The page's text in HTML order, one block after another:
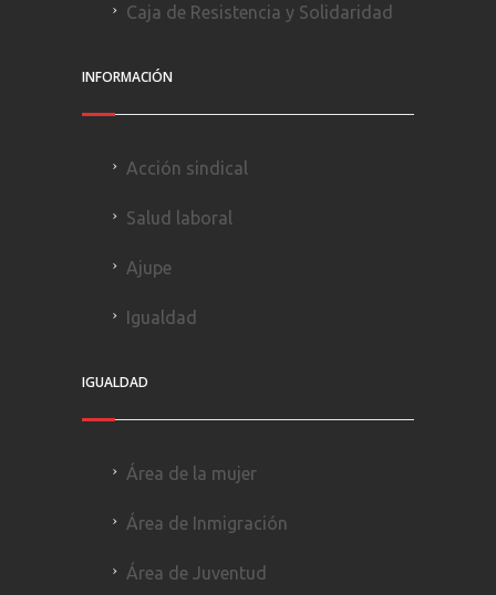
Caja de Resistencia y Solidaridad
INFORMACIÓN
Acción sindical
Salud laboral
Ajupe
Igualdad
IGUALDAD
Área de la mujer
Área de Inmigración
Área de Juventud